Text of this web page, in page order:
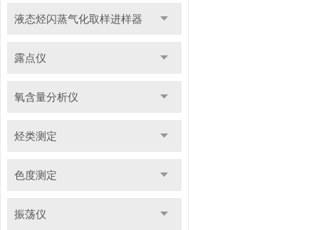
液态烃闪蒸气化取样进样器
露点仪
氧含量分析仪
烃类测定
色度测定
振荡仪